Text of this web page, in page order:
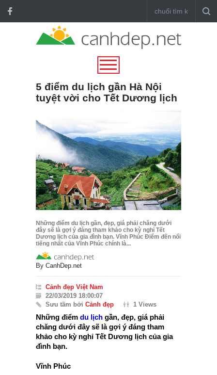
5 điểm du lịch gần Hà Nội
tuyệt vời cho Tết Dương lịch
Những điểm du lịch gần, đẹp, giá phải chăng dưới
đây sẽ là gợi ý đáng tham khảo cho kỳ nghỉ Tết
Dương lịch của gia đình bạn. Vĩnh Phúc Điểm đến nổi
tiếng nhất của Vĩnh Phúc chính là...
By CanhDep.net
Cảnh đẹp Việt Nam
22/03/2019 18:00:07
Sưu tầm bởi Cảnh đẹp 1 Views
Những điểm du lịch gần, đẹp, giá phải
chăng dưới đây sẽ là gợi ý đáng tham
khảo cho kỳ nghỉ Tết Dương lịch của gia
đình bạn.
Vĩnh Phúc